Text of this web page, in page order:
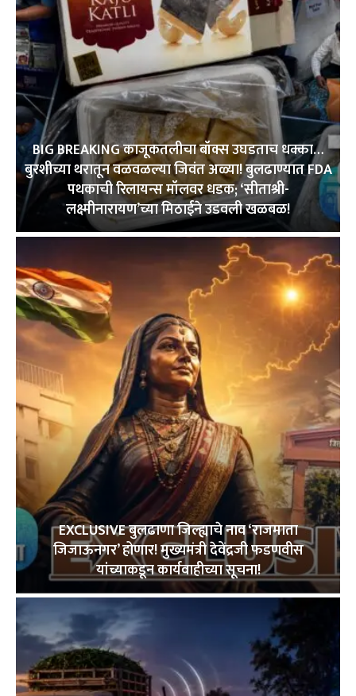
BIG BREAKING काजूकतलीचा बॉक्स उघडताच धक्का…
बुरशीच्या थरातून वळवळल्या जिवंत अळ्या! बुलढाण्यात FDA
पथकाची रिलायन्स मॉलवर धडक; ‘सीताश्री-
लक्ष्मीनारायण’च्या मिठाईने उडवली खळबळ!
EXCLUSIVE बुलढाणा जिल्ह्याचे नाव ‘राजमाता
जिजाऊनगर’ होणार! मुख्यमंत्री देवेंद्रजी फडणवीस
यांच्याकडून कार्यवाहीच्या सूचना!